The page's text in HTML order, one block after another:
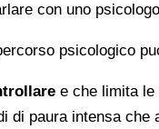
con uno
psicologico
e che limita le
di paura intensa che